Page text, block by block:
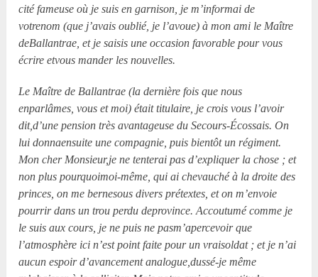
cité fameuse où je suis en garnison, je m’informai de
votrenom (que j’avais oublié, je l’avoue) à mon ami le Maître
deBallantrae, et je saisis une occasion favorable pour vous
écrire etvous mander les nouvelles.
Le Maître de Ballantrae (la dernière fois que nous
enparlâmes, vous et moi) était titulaire, je crois vous l’avoir
dit,d’une pension très avantageuse du Secours-Écossais. On
lui donnaensuite une compagnie, puis bientôt un régiment.
Mon cher Monsieur,je ne tenterai pas d’expliquer la chose ; et
non plus pourquoimoi-même, qui ai chevauché à la droite des
princes, on me bernesous divers prétextes, et on m’envoie
pourrir dans un trou perdu deprovince. Accoutumé comme je
le suis aux cours, je ne puis ne pasm’apercevoir que
l’atmosphère ici n’est point faite pour un vraisoldat ; et je n’ai
aucun espoir d’avancement analogue,dussé-je même